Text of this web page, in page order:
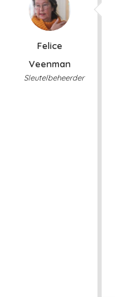
Felice
Veenman
Sleutelbeheerder